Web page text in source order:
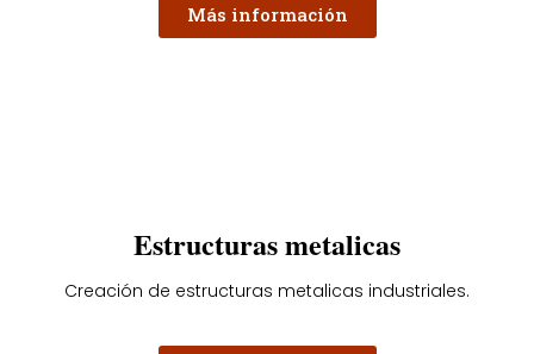
Más información
Estructuras metalicas
Creación de estructuras metalicas industriales.